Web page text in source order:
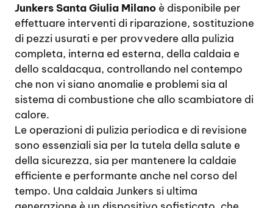
Junkers Santa Giulia Milano è disponibile per
effettuare interventi di riparazione, sostituzione
di pezzi usurati e per provvedere alla pulizia
completa, interna ed esterna, della caldaia e
dello scaldacqua, controllando nel contempo
che non vi siano anomalie e problemi sia al
sistema di combustione che allo scambiatore di
calore.
Le operazioni di pulizia periodica e di revisione
sono essenziali sia per la tutela della salute e
della sicurezza, sia per mantenere la caldaie
efficiente e performante anche nel corso del
tempo. Una caldaia Junkers si ultima